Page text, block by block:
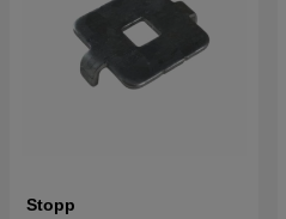
Stopp